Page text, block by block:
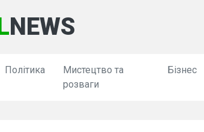
NEWS
Політика
Мистецтво та
розваги
Бізнес